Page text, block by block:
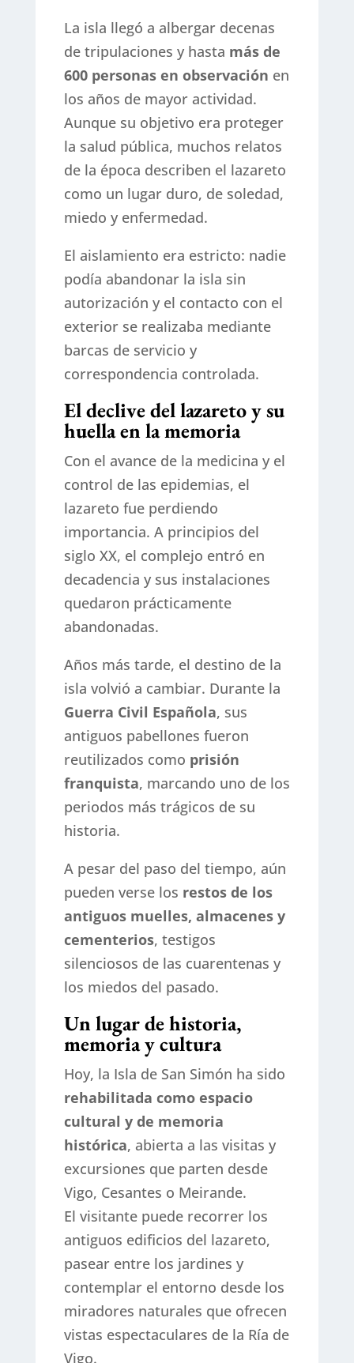
La isla llegó a albergar decenas
de tripulaciones y hasta más de
600 personas en observación en
los años de mayor actividad.
Aunque su objetivo era proteger
la salud pública, muchos relatos
de la época describen el lazareto
como un lugar duro, de soledad,
miedo y enfermedad.
El aislamiento era estricto: nadie
podía abandonar la isla sin
autorización y el contacto con el
exterior se realizaba mediante
barcas de servicio y
correspondencia controlada.
El declive del lazareto y su
huella en la memoria
Con el avance de la medicina y el
control de las epidemias, el
lazareto fue perdiendo
importancia. A principios del
siglo XX, el complejo entró en
decadencia y sus instalaciones
quedaron prácticamente
abandonadas.
Años más tarde, el destino de la
isla volvió a cambiar. Durante la
Guerra Civil Española, sus
antiguos pabellones fueron
reutilizados como prisión
franquista, marcando uno de los
periodos más trágicos de su
historia.
A pesar del paso del tiempo, aún
pueden verse los restos de los
antiguos muelles, almacenes y
cementerios, testigos
silenciosos de las cuarentenas y
los miedos del pasado.
Un lugar de historia,
memoria y cultura
Hoy, la Isla de San Simón ha sido
rehabilitada como espacio
cultural y de memoria
histórica, abierta a las visitas y
excursiones que parten desde
Vigo, Cesantes o Meirande.
El visitante puede recorrer los
antiguos edificios del lazareto,
pasear entre los jardines y
contemplar el entorno desde los
miradores naturales que ofrecen
vistas espectaculares de la Ría de
Vigo.